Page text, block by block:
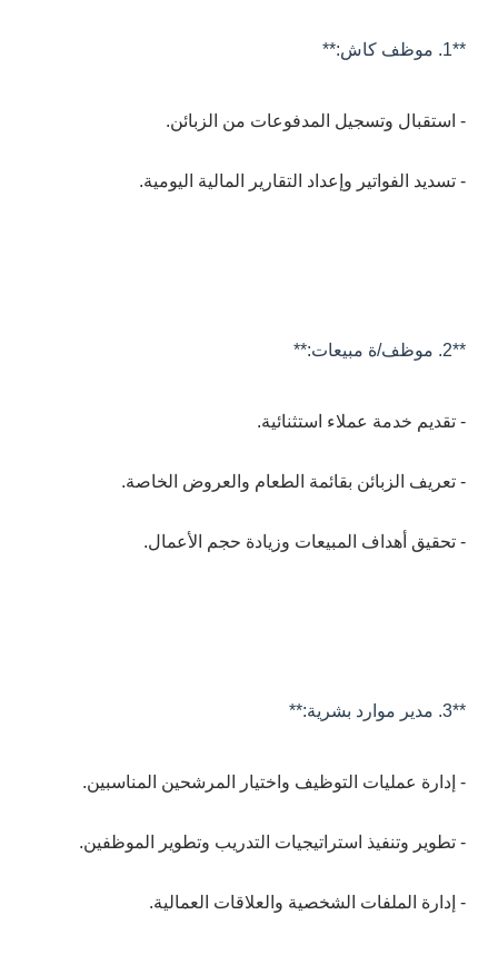
**1. موظف كاش:**
- استقبال وتسجيل المدفوعات من الزبائن.
- تسديد الفواتير وإعداد التقارير المالية اليومية.
**2. موظف/ة مبيعات:**
- تقديم خدمة عملاء استثنائية.
- تعريف الزبائن بقائمة الطعام والعروض الخاصة.
- تحقيق أهداف المبيعات وزيادة حجم الأعمال.
**3. مدير موارد بشرية:**
- إدارة عمليات التوظيف واختيار المرشحين المناسبين.
- تطوير وتنفيذ استراتيجيات التدريب وتطوير الموظفين.
- إدارة الملفات الشخصية والعلاقات العمالية.